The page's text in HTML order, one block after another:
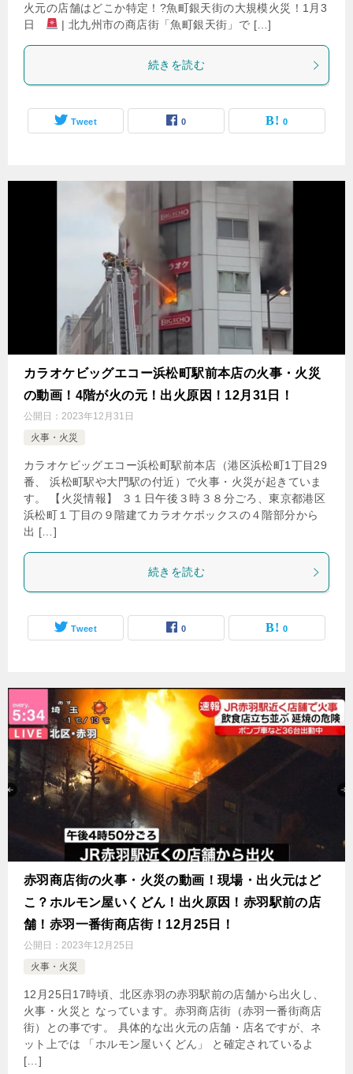
火元の店舗はどこか特定！?魚町銀天街の大規模火災！1月3
日
| 北九州市の商店街「魚町銀天街」で […]
続きを読む
Tweet 0 0
カラオケビッグエコー浜松町駅前本店の火事・火災
の動画！4階が火の元！出火原因！12月31日！
公開日： 2023年12月31日
火事・火災
カラオケビッグエコー浜松町駅前本店（港区浜松町1丁目29
番、 浜松町駅や大門駅の付近）で火事・火災が起きていま
す。 【火災情報】 ３１日午後３時３８分ごろ、東京都港区
浜松町１丁目の９階建てカラオケボックスの４階部分から
出 […]
続きを読む
Tweet 0 0
赤羽商店街の火事・火災の動画！現場・出火元はど
こ？ホルモン屋いくどん！出火原因！赤羽駅前の店
舗！赤羽一番街商店街！12月25日！
公開日： 2023年12月25日
火事・火災
12月25日17時頃、北区赤羽の赤羽駅前の店舗から出火し、
火事・火災と なっています。赤羽商店街（赤羽一番街商店
街）との事です。 具体的な出火元の店舗・店名ですが、ネ
ット上では 「ホルモン屋いくどん」 と確定されているよ
[…]